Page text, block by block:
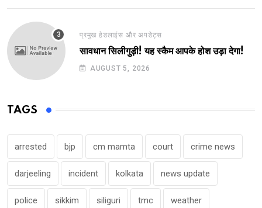
प्रमुख हेडलाइंस और अपडेट्स
सावधान सिलीगुड़ी! यह स्कैम आपके होश उड़ा देगा!
AUGUST 5, 2026
TAGS
arrested bjp cm mamta court crime news
darjeeling incident kolkata news update
police sikkim siliguri tmc weather